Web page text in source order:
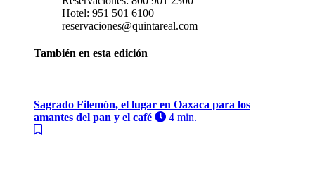
Hotel: 951 501 6100
reservaciones@quintareal.com
También en esta edición
Sagrado Filemón, el lugar en Oaxaca para los
amantes del pan y el café
4 min.